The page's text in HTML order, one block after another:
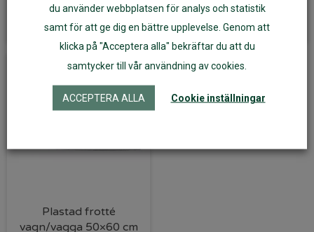
Lägg till i varukorg Läs mer
Plastad frotté
vagn/vagga 50×60 cm
du använder webbplatsen för analys och statistik
samt för att ge dig en bättre upplevelse. Genom att
klicka på "Acceptera alla" bekräftar du att du
samtycker till vår användning av cookies.
ACCEPTERA ALLA Cookie inställningar